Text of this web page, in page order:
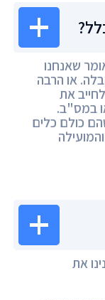
שאנחנו
או הרבה
את
במס"ב.
כולם כלים
את